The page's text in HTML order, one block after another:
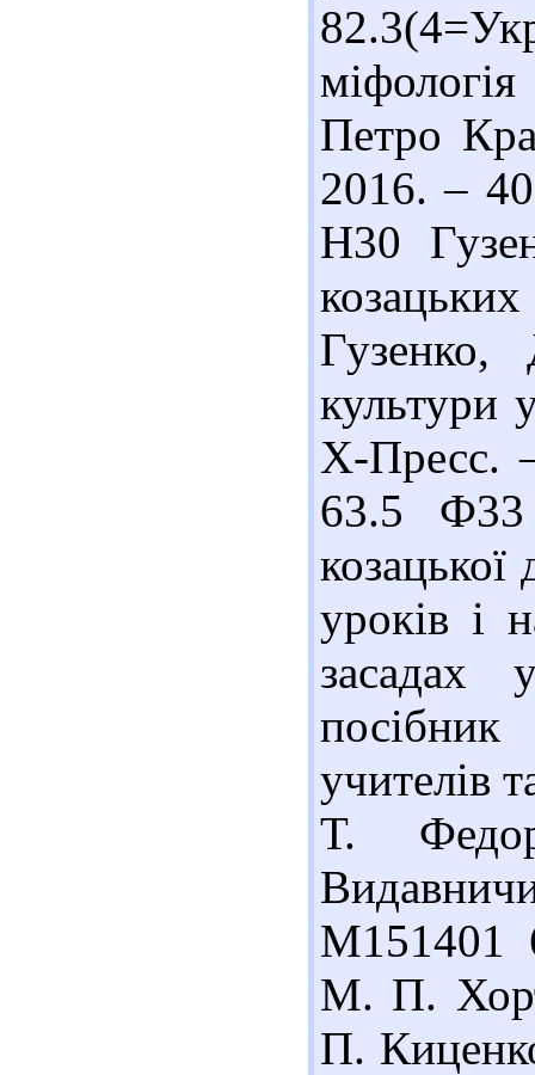
Петро
2016. –
Н30
культури
Х-Пресс.
63.5
уроків і
засадах
учителів
Т.
М151401
М. П.
П.